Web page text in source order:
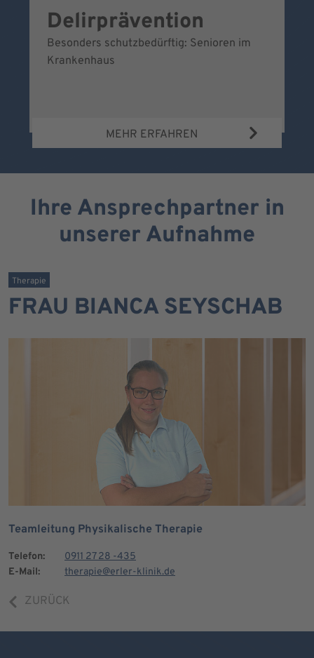
Delirprävention
Besonders schutzbedürftig: Senioren im
Krankenhaus
MEHR ERFAHREN
Ihre Ansprechpartner in
unserer Aufnahme
Therapie
FRAU BIANCA SEYSCHAB
Teamleitung Physikalische Therapie
Telefon:
0911 27 28 -435
E-Mail:
therapie@erler-klinik.de
ZURÜCK